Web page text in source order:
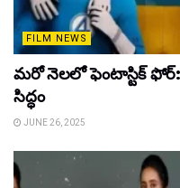
FILM NEWS
మరో నెలలో ఫెంటాస్టిక్ ఫోర్:
సిద్ధం
JUNE 26, 2025